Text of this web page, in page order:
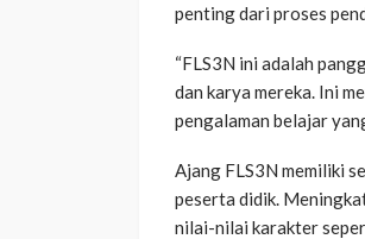
penting dari proses
“FLS3N ini adalah
dan karya mereka. Ini
pengalaman belajar
Ajang FLS3N memiliki
peserta didik.
nilai-nilai karakter